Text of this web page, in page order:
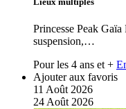
Princesse Peak
suspension,…
Pour les 4 ans et +
Ajouter aux favoris
11 Août 2026
24 Août 2026